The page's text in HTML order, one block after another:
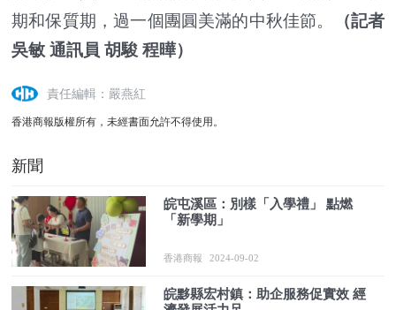
期和保質期，過一個團圓美滿的中秋佳節。
（記者
吳敏 通訊員 胡駿 程曄）
責任編輯：嚴燕紅
香港商報版權所有，未經書面允許不得使用。
新聞
皖屯溪區：別樣「入學禮」 點燃
「新學期」
香港商報 2024-09-02
皖黟縣宏村鎮：助企服務促實效 經